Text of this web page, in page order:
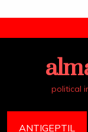
political
ANTIGEPTIL